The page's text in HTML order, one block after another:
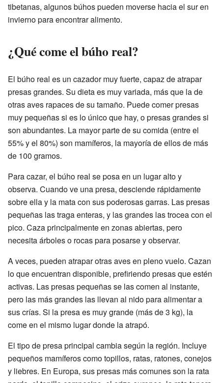
tibetanas, algunos búhos pueden moverse hacia el sur en
invierno para encontrar alimento.
¿Qué come el búho real?
El búho real es un cazador muy fuerte, capaz de atrapar
presas grandes. Su dieta es muy variada, más que la de
otras aves rapaces de su tamaño. Puede comer presas
muy pequeñas si es lo único que hay, o presas grandes si
son abundantes. La mayor parte de su comida (entre el
55% y el 80%) son mamíferos, la mayoría de ellos de más
de 100 gramos.
Para cazar, el búho real se posa en un lugar alto y
observa. Cuando ve una presa, desciende rápidamente
sobre ella y la mata con sus poderosas garras. Las presas
pequeñas las traga enteras, y las grandes las trocea con el
pico. Caza principalmente en zonas abiertas, pero
necesita árboles o rocas para posarse y observar.
A veces, pueden atrapar otras aves en pleno vuelo. Cazan
lo que encuentran disponible, prefiriendo presas que estén
activas. Las presas pequeñas se las comen al instante,
pero las más grandes las llevan al nido para alimentar a
sus crías. Si la presa es muy grande (más de 3 kg), la
come en el mismo lugar donde la atrapó.
El tipo de presa principal cambia según la región. Incluye
pequeños mamíferos como topillos, ratas, ratones, conejos
y liebres. En Europa, sus presas más comunes son la rata